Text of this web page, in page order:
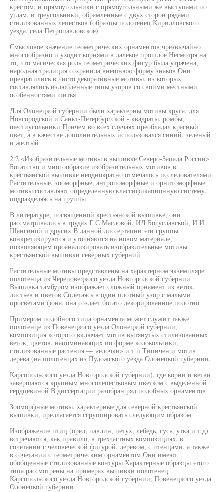
крестом, и прямоугольники с прямоугольными же выступами по
углам, и треугольники, обрамленные с двух сторон рядами
стилизованных лепестков (образцы полотенец Кирилловского
уезда, села Петропавловское)
Смысловое значение геометрических орнаментов чрезвычайно
многообразно и уходит корнями в далекое прошлое Несмотря на
то, что магическая роль геометрических фигур была утрачена,
народная традиция сохранила внешнюю форму знаков Они
превратились в чисто декоративные мотивы, из которых
составлялись излюбленные типы узоров со своими местными
особенностями шитья
Для Олонецкой губернии были характерны мотивы круга, для
Новгородской и Санкт-Петербургской - квадраты, ромбы,
шестиугольники Причем во всех случаях преобладал красный
цвет, а в качестве дополнительных использовался синий, зеленый
и желтый
2.2 «Изобразительные мотивы в вышивке Северо-Запада России»
Богатство и многообразие изобразительных мотивов в
крестьянской вышивке неоднократно отмечалось исследователями
Растительные, зооморфные, антропоморфные и орнитоморфные
мотивы составляют определенную классификационную систему,
подразделяясь на группы
В литературе, посвященной крестьянской вышивке, они
рассматривались в трудах Г С Масловой, ИЛ Богуславской, И И
Шангиной и других В данной диссертации эти группы
конкретизируются и уточняются на новом материале,
позволяющем проанализировать изобразительные мотивы
крестьянской вышивки северных губерний
Растительные мотивы представлены на характерном экземпляре
полотенца из Череповецкого уезда Новгородской губернии
Вышивка тамбуром изображает сложный орнамент из веток,
листьев и цветов Сплетаясь в один плотный узор с малыми
просветами фона, она создает богато декорированное полотно
Примером подобного типа орнамента может служит также
полотенце из Повенецкого уезда Олонецкой губернии,
композиция которого включает мотив вытянутых стилизованных
веток, цветов, напоминающих по форме колокольчики,
стилизованные растения — «елочки» и т п Типичен и мотив
дерева (на полотенцах из Пудожского уезда Олонецкой губернии,
Каргопольского уезда Новгородской губернии), где корни и ветви
завершаются крупным многолепестковым цветком с выделенной
сердцевиной В диссертации разобран ряд подобных орнаментов
Зооморфные мотивы, характерные для северной крестьянской
вышивки, предлагается сгруппировать следующим образом
Изображение птиц (орел, павлин, петух, лебедь, гусь, утка и т д)
встречаются, как правило, в трехчастных композициях, в
сочетании с человеческой фигурой, деревом, с птенцами, а также
в сочетании с геометрическим орнаментом Они имеют
обобщенные стилизованные контуры Характерные образцы этого
типа рассмотрены на примерах вышивки полотенец
Каргопольского уезда Новгородской губернии, Повенецкого уезда
Олонецкой губернии